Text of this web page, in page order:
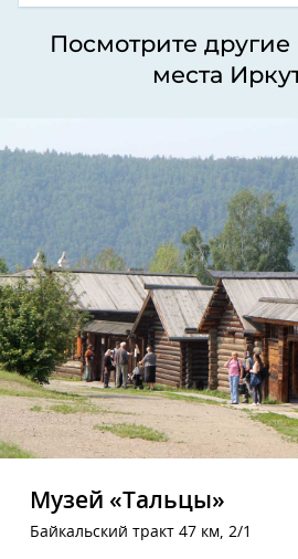
Посмотрите
места
Музей «Тальцы»
Байкальский тракт 47 км, 2/1